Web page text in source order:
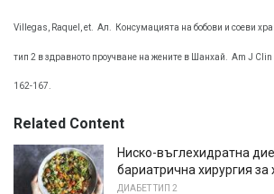
Villegas, Raquel, et. Ал. Консумацията на бобови и соеви
тип 2 в здравното проучване на жените в Шанхай. Am J Clin
162-167.
Related Content
Ниско-въглехидратна
бариатрична хирургия за
ДИАБЕТ ТИП 2